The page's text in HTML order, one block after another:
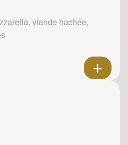
viande hachée,